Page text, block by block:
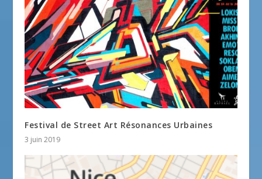
Festival de Street Art Résonances Urbaines
3 juin 2019